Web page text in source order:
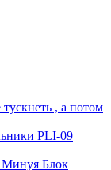
тускнеть , а потом
PLI-09
Блок